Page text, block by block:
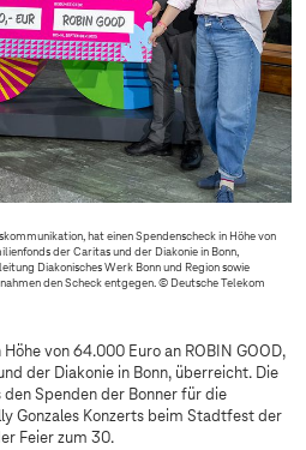
hat einen Spendenscheck in Höhe von
der Caritas und der Diakonie in Bonn,
Diakonisches Werk Bonn und Region sowie
den Scheck entgegen.© Deutsche Telekom
von 64.000 Euro an ROBIN GOOD,
der Diakonie in Bonn, überreicht. Die
Spenden der Bonner für die
Gonzales Konzerts beim Stadtfest der
Feier zum 30.